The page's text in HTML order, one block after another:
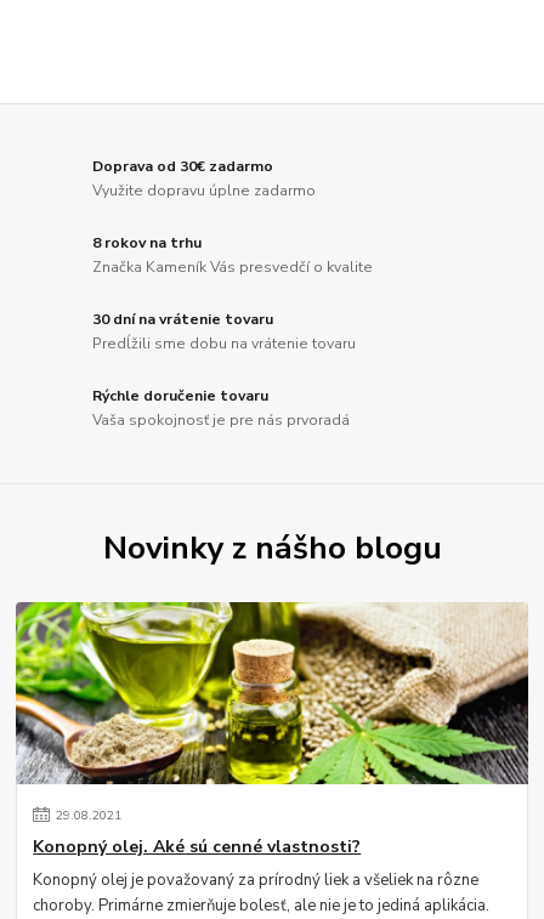
Doprava od 30€ zadarmo
Využite dopravu úplne zadarmo
8 rokov na trhu
Značka Kameník Vás presvedčí o kvalite
30 dní na vrátenie tovaru
Predĺžili sme dobu na vrátenie tovaru
Rýchle doručenie tovaru
Vaša spokojnosť je pre nás prvoradá
Novinky z nášho blogu
29.08.2021
Konopný olej. Aké sú cenné vlastnosti?
Konopný olej je považovaný za prírodný liek a všeliek na rôzne
choroby. Primárne zmierňuje bolesť, ale nie je to jediná aplikácia.